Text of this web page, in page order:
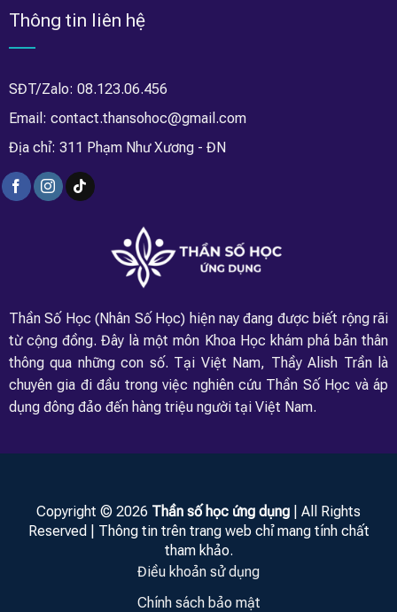
Thần Số Học (Nhân Số Học) hiện nay đang được biết rộng rãi
từ cộng đồng. Đây là một môn Khoa Học khám phá bản thân
thông qua những con số. Tại Việt Nam, Thầy Alish Trần là
chuyên gia đi đầu trong việc nghiên cứu Thần Số Học và áp
dụng đông đảo đến hàng triệu người tại Việt Nam.
Thông tin liên hệ
SĐT/Zalo: 08.123.06.456
Email: contact.thansohoc@gmail.com
Địa chỉ: 311 Phạm Như Xương - ĐN
Copyright © 2026 Thần số học ứng dụng | All Rights
Reserved | Thông tin trên trang web chỉ mang tính chất
tham khảo.
Điều khoản sử dụng
Chính sách bảo mật